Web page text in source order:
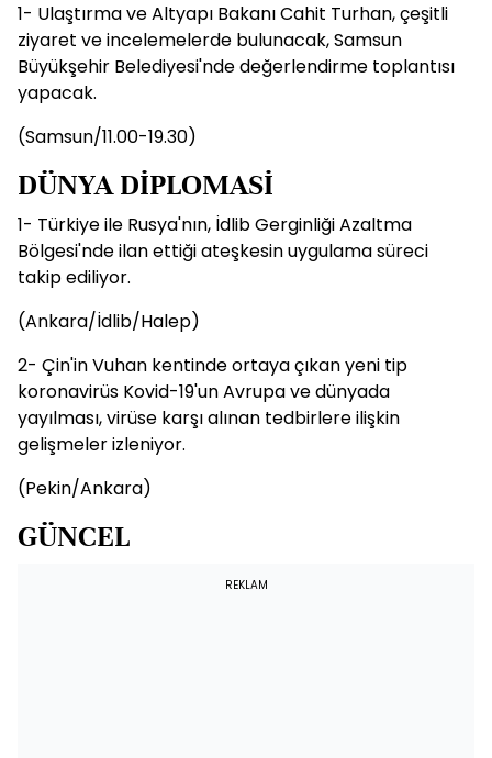
1- Ulaştırma ve Altyapı Bakanı Cahit Turhan, çeşitli
ziyaret ve incelemelerde bulunacak, Samsun
Büyükşehir Belediyesi'nde değerlendirme toplantısı
yapacak.
(Samsun/11.00-19.30)
DÜNYA DİPLOMASİ
1- Türkiye ile Rusya'nın, İdlib Gerginliği Azaltma
Bölgesi'nde ilan ettiği ateşkesin uygulama süreci
takip ediliyor.
(Ankara/İdlib/Halep)
2- Çin'in Vuhan kentinde ortaya çıkan yeni tip
koronavirüs Kovid-19'un Avrupa ve dünyada
yayılması, virüse karşı alınan tedbirlere ilişkin
gelişmeler izleniyor.
(Pekin/Ankara)
GÜNCEL
REKLAM